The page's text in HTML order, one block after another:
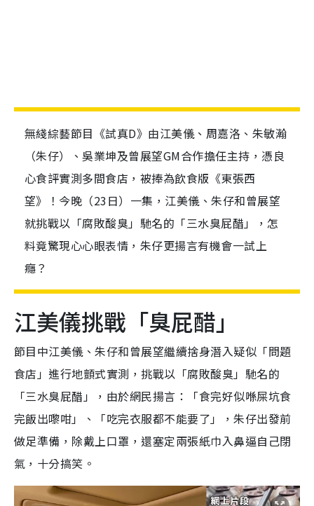
無綫綜藝節目《試真D》由江美儀、周嘉洛、朱敏瀚
（朱仔）、吳業坤及曾展望GM合作擔任主持，憑良
心食評實測多間食店，被捧為飲食版《東張西
望》！今晚（23日）一集，江美儀、朱仔和曾展望
就挑戰以「腐敗酸臭」馳名的「三水臭屁醋」，怎
料竟驚現心心眼表情，朱仔更揚言有機會一試上
癮？
江美儀挑戰「臭屁醋」
節目中江美儀、朱仔和曾展望繼續捨身潛入疑似「問題
食店」進行地顫式實測，挑戰以「腐敗酸臭」馳名的
「三水臭屁醋」，由於網民揚言：「食完好似喺屎坑食
完飯出嚟咁」、「吃完衣服都不能要了」，朱仔出發前
做足準備，除戴上口罩，還塞定兩張紙巾入鼻逼自己閉
氣，十分搞笑。